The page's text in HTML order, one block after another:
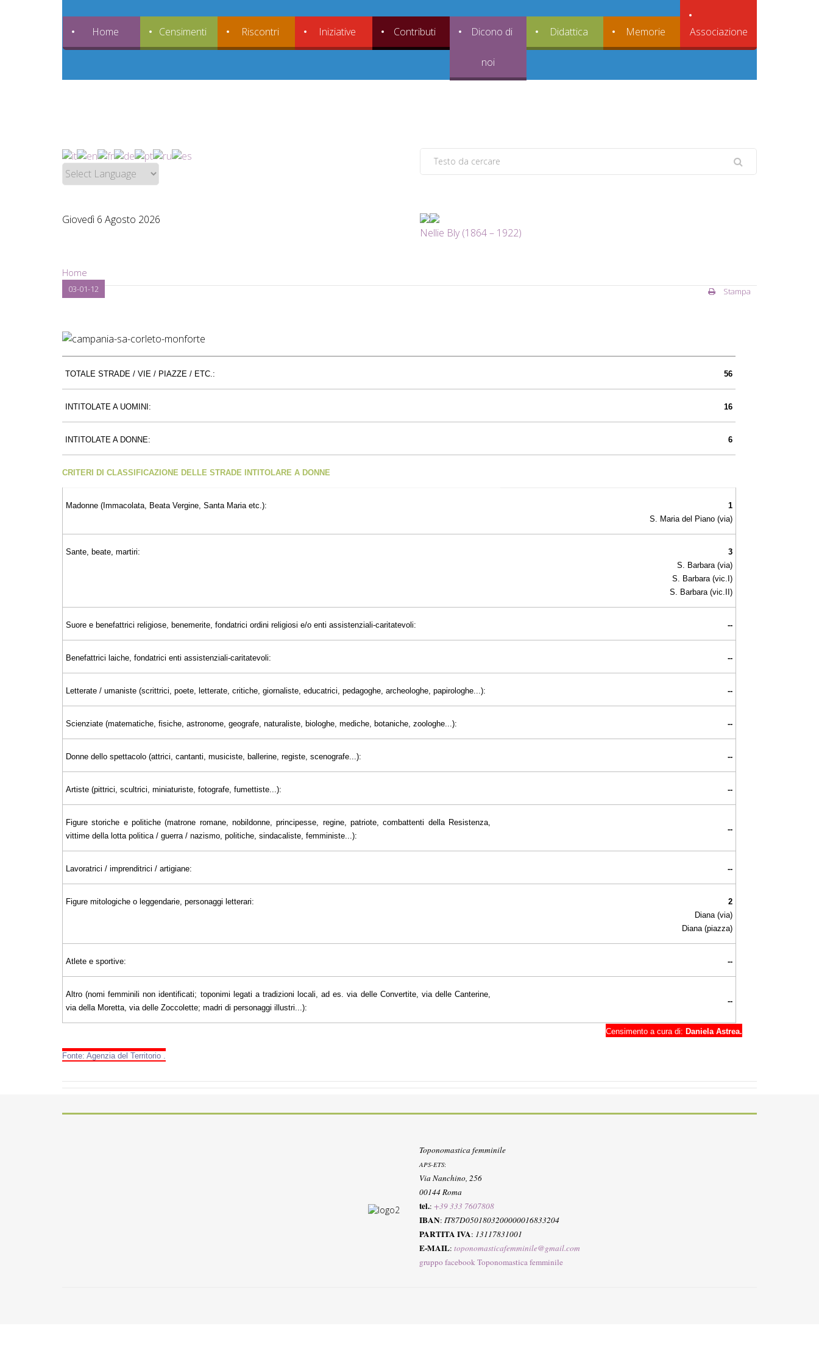
Home Censimenti Riscontri Iniziative Contributi Dicono di
noi
Didattica Memorie Associazione
Giovedì 6 Agosto 2026
Nellie Bly (1864 – 1922)
Home
03-01-12 Stampa
TOTALE STRADE / VIE / PIAZZE / ETC.: 56
INTITOLATE A UOMINI: 16
INTITOLATE A DONNE: 6
CRITERI DI CLASSIFICAZIONE DELLE STRADE INTITOLARE A DONNE
Madonne (Immacolata, Beata Vergine, Santa Maria etc.):
1
S. Maria del Piano (via)
Sante, beate, martiri:
3
S. Barbara (via)
S. Barbara (vic.I)
S. Barbara (vic.II)
Suore e benefattrici religiose, benemerite, fondatrici ordini religiosi e/o enti assistenziali-caritatevoli: --
Benefattrici laiche, fondatrici enti assistenziali-caritatevoli: --
Letterate / umaniste (scrittrici, poete, letterate, critiche, giornaliste, educatrici, pedagoghe, archeologhe, papirologhe...): --
Scienziate (matematiche, fisiche, astronome, geografe, naturaliste, biologhe, mediche, botaniche, zoologhe...): --
Donne dello spettacolo (attrici, cantanti, musiciste, ballerine, registe, scenografe...): --
Artiste (pittrici, scultrici, miniaturiste, fotografe, fumettiste...): --
Figure storiche e politiche (matrone romane, nobildonne, principesse, regine, patriote, combattenti della Resistenza,
vittime della lotta politica / guerra / nazismo, politiche, sindacaliste, femministe...):
--
Lavoratrici / imprenditrici / artigiane: --
Figure mitologiche o leggendarie, personaggi letterari:
2
Diana (via)
Diana (piazza)
Atlete e sportive: --
Altro (nomi femminili non identificati; toponimi legati a tradizioni locali, ad es. via delle Convertite, via delle Canterine,
via della Moretta, via delle Zoccolette; madri di personaggi illustri...):
--
Censimento a cura di: Daniela Astrea.
Fonte: Agenzia del Territorio .
Toponomastica femminile
APS-ETS:
Via Nanchino, 256
00144 Roma
tel.: +39 333 7607808
IBAN: IT87D0501803200000016833204
PARTITA IVA: 13117831001
E-MAIL: toponomasticafemminile@gmail.com
gruppo facebook Toponomastica femminile